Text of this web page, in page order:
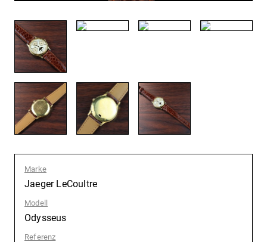
Marke
Jaeger LeCoultre
Modell
Odysseus
Referenz